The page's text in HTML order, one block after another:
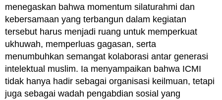
menegaskan bahwa momentum silaturahmi dan
kebersamaan yang terbangun dalam kegiatan
tersebut harus menjadi ruang untuk memperkuat
ukhuwah, memperluas gagasan, serta
menumbuhkan semangat kolaborasi antar generasi
intelektual muslim. Ia menyampaikan bahwa ICMI
tidak hanya hadir sebagai organisasi keilmuan, tetapi
juga sebagai wadah pengabdian sosial yang